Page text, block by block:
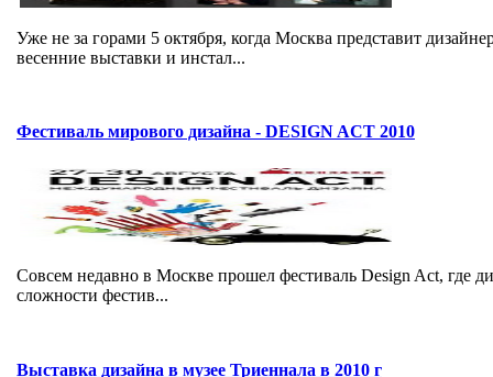
Уже не за горами 5 октября, когда Москва представит
весенние выставки и инстал...
Фестиваль мирового дизайна - DESIGN ACT 2010
Совсем недавно в Москве прошел фестиваль Design Act, где
сложности фестив...
Выставка дизайна в музее Триеннала в 2010 г